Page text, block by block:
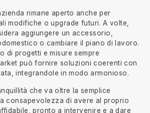
rimane aperto anche per
modifiche o upgrade futuri. A volte,
aggiungere un accessorio,
o cambiare il piano di lavoro.
di progetti e misure sempre
può fornire soluzioni coerenti con
integrandole in modo armonioso.
che va oltre la semplice
consapevolezza di avere al proprio
pronto a intervenire e a dare